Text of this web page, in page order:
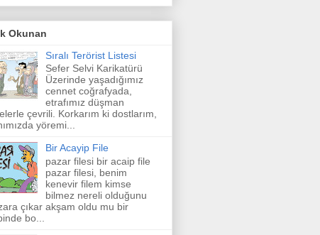
Okunan
Sıralı Terörist Listesi
Sefer Selvi Karikatürü
Üzerinde yaşadığımız
cennet coğrafyada,
etrafımız düşman
çevrili. Korkarım ki dostlarım,
yöremi...
Bir Acayip File
pazar filesi bir acaip file
pazar filesi, benim
kenevir filem kimse
bilmez nereli olduğunu
çıkar akşam oldu mu bir
bo...